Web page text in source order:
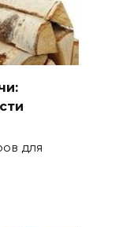
для